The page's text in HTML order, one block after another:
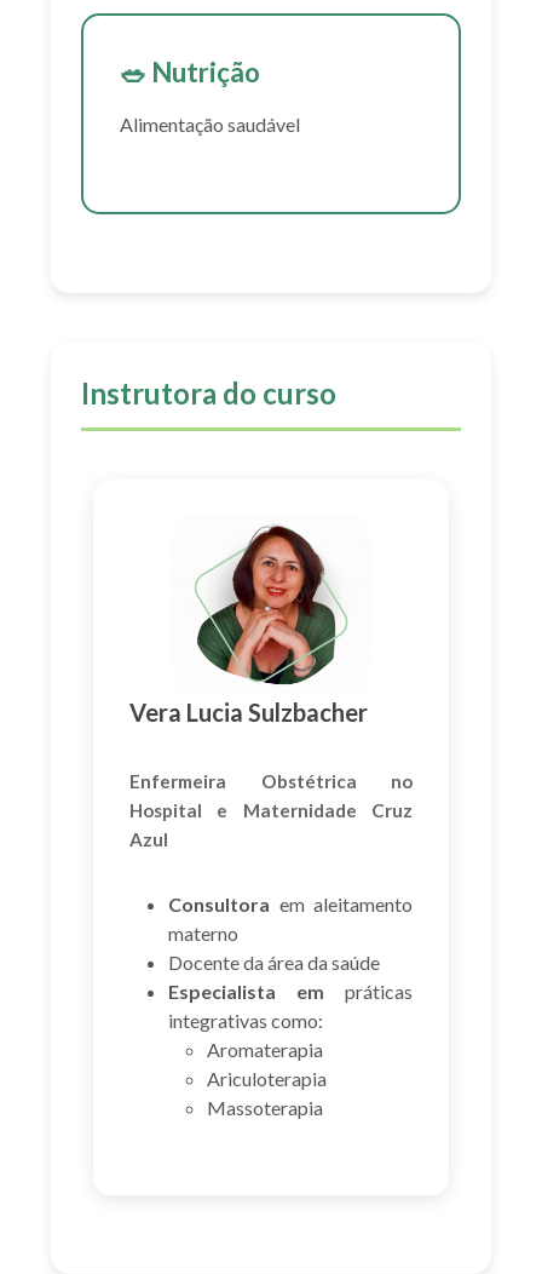
🥗 Nutrição
Alimentação saudável
Instrutora do curso
Vera Lucia Sulzbacher
Enfermeira Obstétrica no
Hospital e Maternidade Cruz
Azul
Consultora em aleitamento
materno
Docente da área da saúde
Especialista em práticas
integrativas como:
Aromaterapia
Ariculoterapia
Massoterapia